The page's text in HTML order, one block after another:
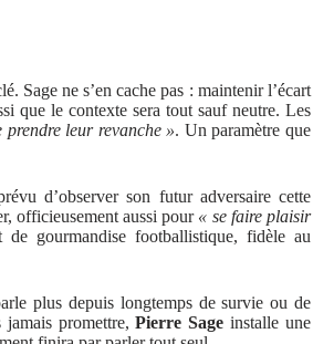
Sage ne s’en cache pas : maintenir l’écart
que le contexte sera tout sauf neutre. Les
leur revanche ». Un paramètre que
d’observer son futur adversaire cette
officieusement aussi pour « se faire plaisir
gourmandise footballistique, fidèle au
plus depuis longtemps de survie ou de
jamais promettre,Pierre Sage installe une